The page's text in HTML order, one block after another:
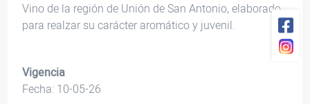
Vino de la región de Unión de San Antonio, elaborado
para realzar su carácter aromático y juvenil.
Vigencia
Fecha: 10-05-26